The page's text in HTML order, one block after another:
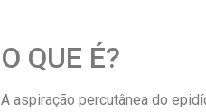
O QUE É?
A aspiração percutânea do